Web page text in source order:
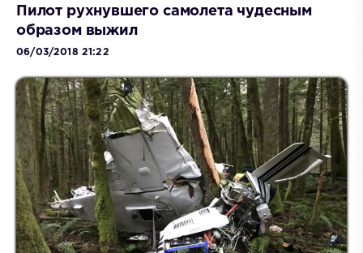
Пилот рухнувшего самолета чудесным
образом выжил
06/03/2018 21:22